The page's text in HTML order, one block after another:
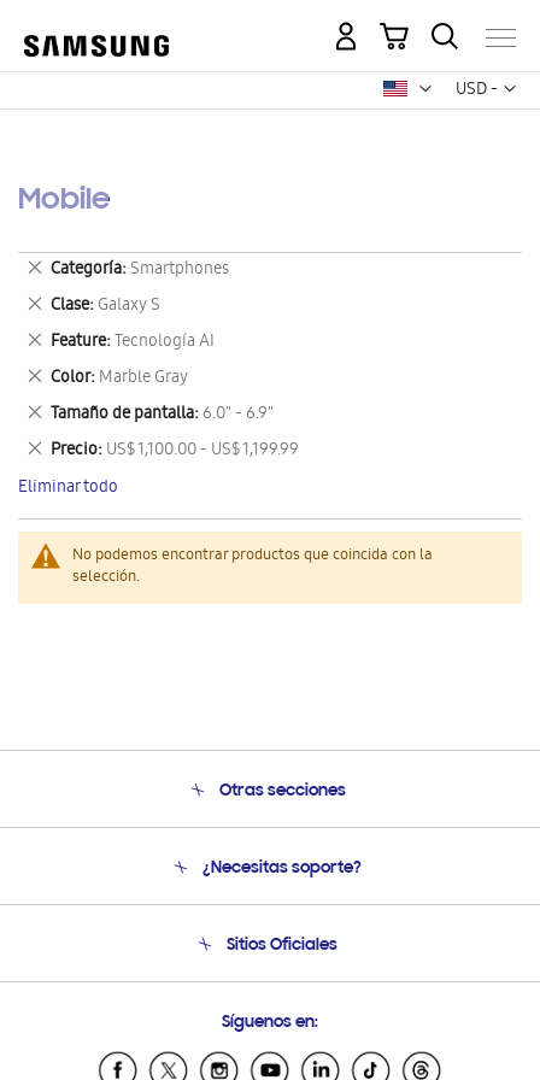
USD -
dólar
Mi carrito
Mobile
No podemos encontrar productos que coincida con la
selección.
Categoría Smartphones
Eliminar
este
artículo
Clase Galaxy S
Eliminar
este
artículo
Feature Tecnología AI
Eliminar
este
artículo
Color Marble Gray
Eliminar
este
artículo
Tamaño de pantalla 6.0" - 6.9"
Eliminar
este
artículo
Precio US$ 1,100.00 - US$ 1,199.99
Eliminar
este
artículo
Eliminar todo
Otras secciones
Soporte
Condiciones de Compra
¿Necesitas soporte?
Soporte vía eMail
Sitios Oficiales
Samsung Ecuador
Samsung El Salvador
Síguenos en: